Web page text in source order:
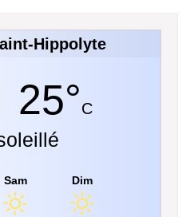
Hippolyte
25°C
Sam Dim